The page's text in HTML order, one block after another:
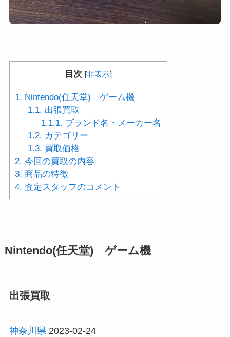
目次 [非表示]
1. Nintendo(任天堂) ゲーム機
1.1. 出張買取
1.1.1. ブランド名・メーカー名
1.2. カテゴリー
1.3. 買取価格
2. 今回の買取の内容
3. 商品の特徴
4. 査定スタッフのコメント
Nintendo(任天堂) ゲーム機
出張買取
神奈川県2023-02-24